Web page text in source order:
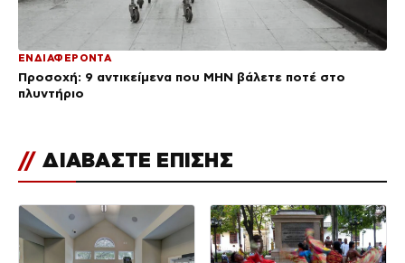
ΕΝΔΙΑΦΕΡΟΝΤΑ
Προσοχή: 9 αντικείμενα που ΜΗΝ βάλετε ποτέ στο
πλυντήριο
// ΔΙΑΒΑΣΤΕ ΕΠΙΣΗΣ